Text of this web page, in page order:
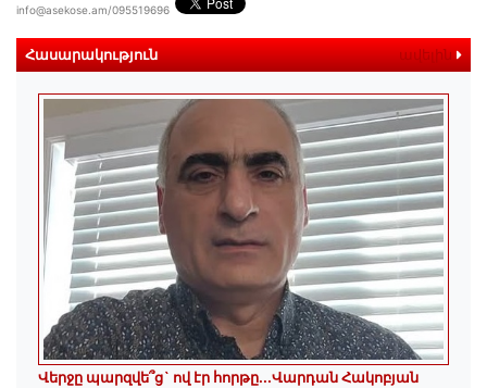
info@asekose.am/095519696
Հասարակություն ավելին
Վերջը պարզվե՞ց` ով էր հորթը...Վարդան Հակոբյան